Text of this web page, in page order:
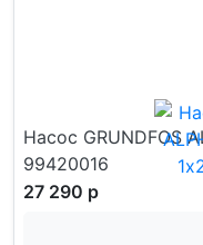
Насос GRUNDFOS
99420016
27 290 р